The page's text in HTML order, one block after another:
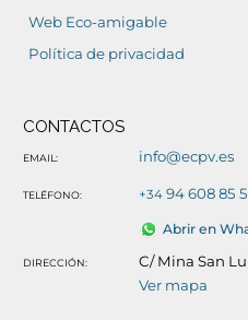
Web Eco-amigable
Política de privacidad
CONTACTOS
EMAIL: info@ecpv.es
TELÉFONO: +3494 608 85
Abrir en
DIRECCIÓN:
C/ Mina San
Ver mapa